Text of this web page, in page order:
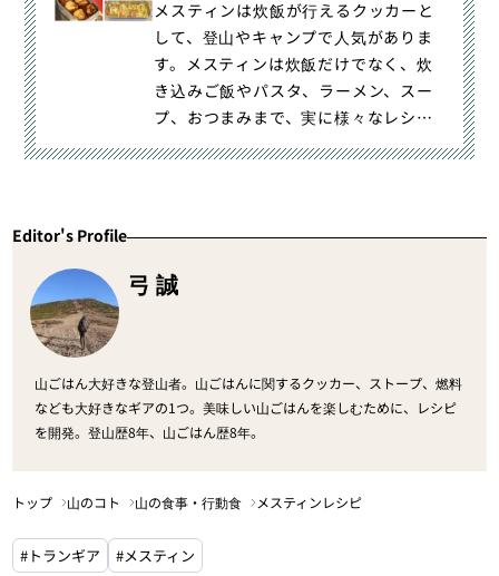
メスティンは炊飯が行えるクッカーと
して、登山やキャンプで人気がありま
す。メスティンは炊飯だけでなく、炊
き込みご飯やパスタ、ラーメン、スー
プ、おつまみまで、実に様々なレシピ
が紹介されています。メスティンのレ
Editor's Profile
弓 誠
山ごはん大好きな登山者。山ごはんに関するクッカー、ストープ、燃料
なども大好きなギアの1つ。美味しい山ごはんを楽しむために、レシピ
を開発。登山歴8年、山ごはん歴8年。
トップ 山のコト 山の食事・行動食 メスティンレシピ
#トランギア #メスティン